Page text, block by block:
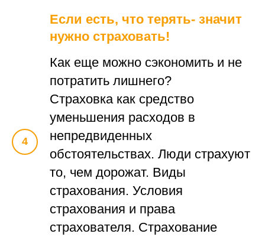
Если есть, что терять- значит
нужно страховать!
Как еще можно сэкономить и не
потратить лишнего?
Страховка как средство
уменьшения расходов в
непредвиденных
обстоятельствах. Люди страхуют
то, чем дорожат. Виды
страхования. Условия
страхования и права
страхователя. Страхование